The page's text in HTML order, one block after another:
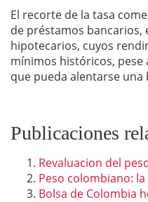
El recorte de la tasa
de préstamos bancarios,
hipotecarios, cuyos
mínimos históricos, pese
que pueda alentarse
Publicaciones
Revaluacion del
Peso colombiano:
Bolsa de Colombia